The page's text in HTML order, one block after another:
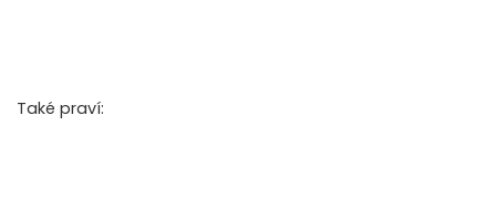
Také praví: